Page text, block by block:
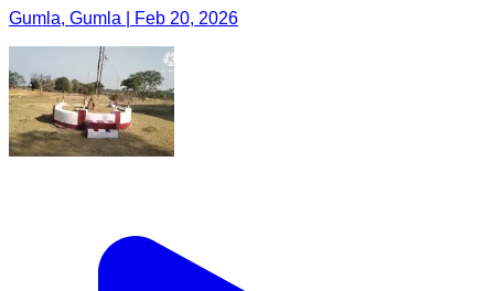
Gumla, Gumla | Feb 20, 2026